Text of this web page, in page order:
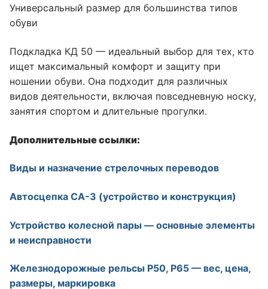
Универсальный размер для большинства типов
обуви
Подкладка КД 50 — идеальный выбор для тех, кто
ищет максимальный комфорт и защиту при
ношении обуви. Она подходит для различных
видов деятельности, включая повседневную носку,
занятия спортом и длительные прогулки.
Дополнительные ссылки:
Виды и назначение стрелочных переводов
Автосцепка СА-3 (устройство и конструкция)
Устройство колесной пары — основные элементы
и неисправности
Железнодорожные рельсы Р50, Р65 — вес, цена,
размеры, маркировка